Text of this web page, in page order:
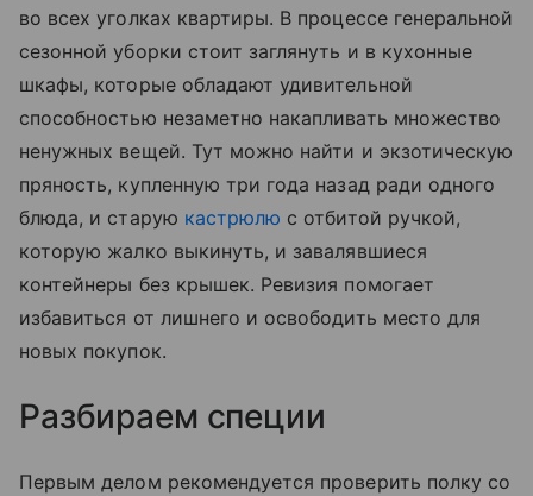
во всех уголках квартиры. В процессе генеральной
сезонной уборки стоит заглянуть и в кухонные
шкафы, которые обладают удивительной
способностью незаметно накапливать множество
ненужных вещей. Тут можно найти и экзотическую
пряность, купленную три года назад ради одного
блюда, и старую кастрюлю с отбитой ручкой,
которую жалко выкинуть, и завалявшиеся
контейнеры без крышек. Ревизия помогает
избавиться от лишнего и освободить место для
новых покупок.
Разбираем специи
Первым делом рекомендуется проверить полку со